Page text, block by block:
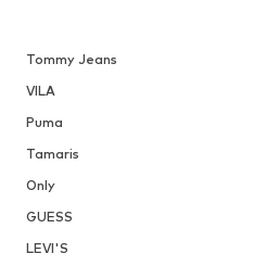
Tommy Jeans
VILA
Puma
Tamaris
Only
GUESS
LEVI'S